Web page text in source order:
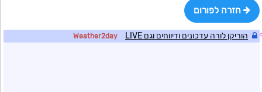
חזרה לפורום
הוריקן לורה עדכונים ודיווחים וגם LIVE Weather2day